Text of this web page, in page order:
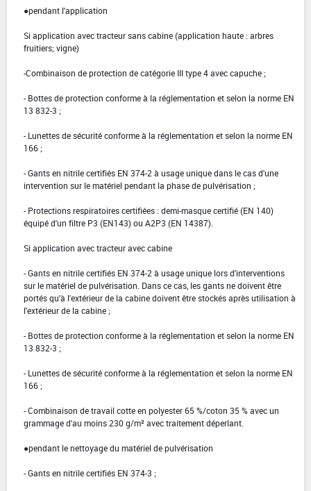
●pendant l'application
Si application avec tracteur sans cabine (application haute : arbres
fruitiers; vigne)
-Combinaison de protection de catégorie III type 4 avec capuche ;
- Bottes de protection conforme à la réglementation et selon la norme EN
13 832-3 ;
- Lunettes de sécurité conforme à la réglementation et selon la norme EN
166 ;
- Gants en nitrile certifiés EN 374-2 à usage unique dans le cas d'une
intervention sur le matériel pendant la phase de pulvérisation ;
- Protections respiratoires certifiées : demi-masque certifié (EN 140)
équipé d'un filtre P3 (EN143) ou A2P3 (EN 14387).
Si application avec tracteur avec cabine
- Gants en nitrile certifiés EN 374-2 à usage unique lors d'interventions
sur le matériel de pulvérisation. Dans ce cas, les gants ne doivent être
portés qu'à l'extérieur de la cabine doivent être stockés après utilisation à
l'extérieur de la cabine ;
- Bottes de protection conforme à la réglementation et selon la norme EN
13 832-3 ;
- Lunettes de sécurité conforme à la réglementation et selon la norme EN
166 ;
- Combinaison de travail cotte en polyester 65 %/coton 35 % avec un
grammage d'au moins 230 g/m² avec traitement déperlant.
●pendant le nettoyage du matériel de pulvérisation
- Gants en nitrile certifiés EN 374-3 ;